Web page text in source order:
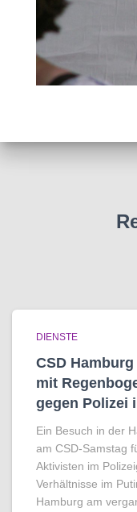
DIENSTE
CSD
mit
gegen Polizei
Ein Besuch in der
am CSD-Samstag
Aktivisten im
Verhältnisse im
Hamburg am